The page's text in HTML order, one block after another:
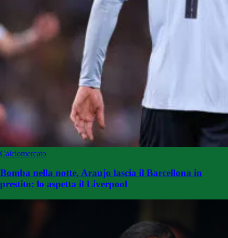
Calciomercato
Bomba nella notte, Araujo lascia il Barcellona in
prestito: lo aspetta il Liverpool